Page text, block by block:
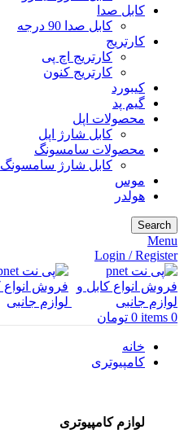
کابل صدا
کابل صدا 90 درجه
کارتریج
کارتریج اچ پی
کارتریج کنون
کیبورد
گیم پد
محصولات اپل
کابل شارژ اپل
محصولات سامسونگ
کابل شارژ سامسونگ
موس
هولدر
Search
Menu
Login / Register
0
items
0 تومان
خانه
کامپیوتری
لوازم کامپیوتری